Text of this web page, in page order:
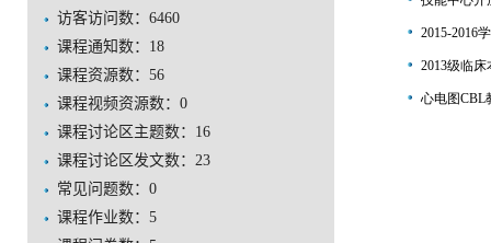
访客访问数： 6460
课程通知数： 18
课程资源数： 56
课程视频资源数： 0
课程讨论区主题数： 16
课程讨论区发文数： 23
常见问题数： 0
课程作业数： 5